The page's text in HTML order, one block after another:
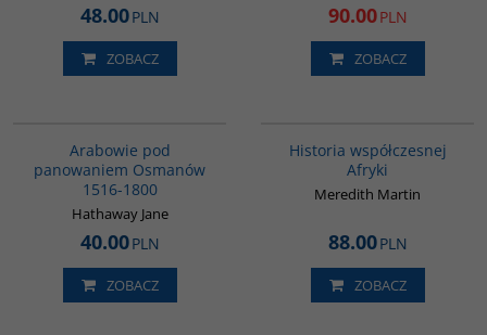
48.00PLN
ZOBACZ
90.00PLN
ZOBACZ
Arabowie pod
panowaniem Osmanów
1516-1800
Hathaway Jane
40.00PLN
ZOBACZ
Historia współczesnej
Afryki
Meredith Martin
88.00PLN
ZOBACZ